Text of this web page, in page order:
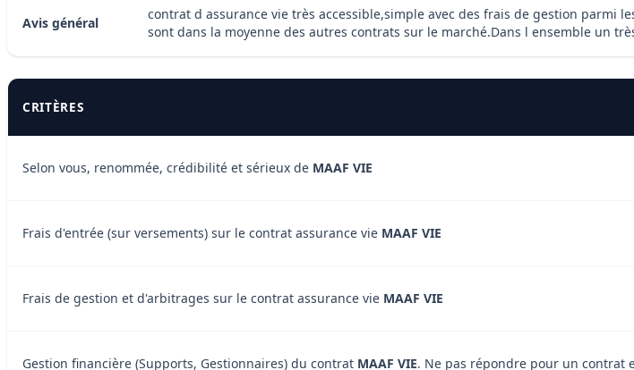
Avis général
contrat d assurance vie très accessible,simple avec des frais de gestion parmi
sont dans la moyenne des autres contrats sur le marché.Dans l ensemble un
CRITÈRES
Selon vous, renommée, crédibilité et sérieux de MAAF VIE
Frais d'entrée (sur versements) sur le contrat assurance vie MAAF VIE
Frais de gestion et d'arbitrages sur le contrat assurance vie MAAF VIE
Gestion financière (Supports, Gestionnaires) du contrat MAAF VIE. Ne pas répondre pour un contrat